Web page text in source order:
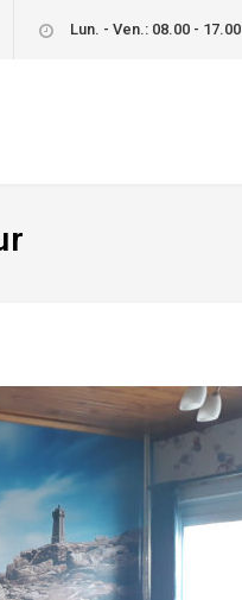
Lun. - Ven.: 08.00 - 17.00